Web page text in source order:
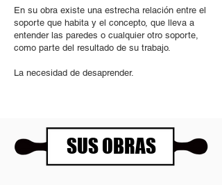
En su obra existe una estrecha relación entre el
soporte que habita y el concepto, que lleva a
entender las paredes o cualquier otro soporte,
como parte del resultado de su trabajo.
La necesidad de desaprender.
SUS OBRAS